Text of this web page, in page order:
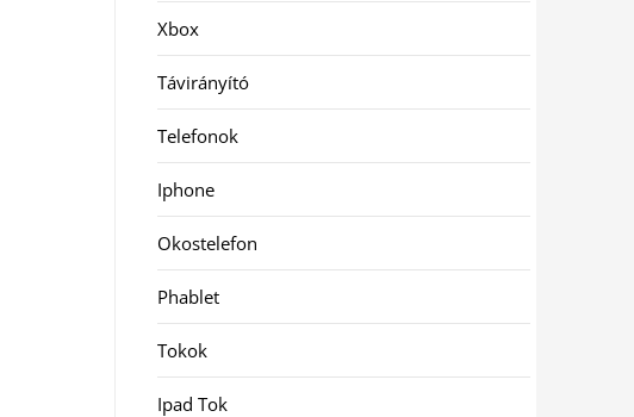
Xbox
Távirányító
Telefonok
Iphone
Okostelefon
Phablet
Tokok
Ipad Tok